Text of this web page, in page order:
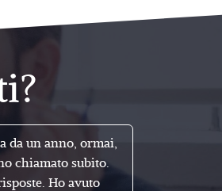
da un anno, ormai,
chiamato subito.
Ho avuto